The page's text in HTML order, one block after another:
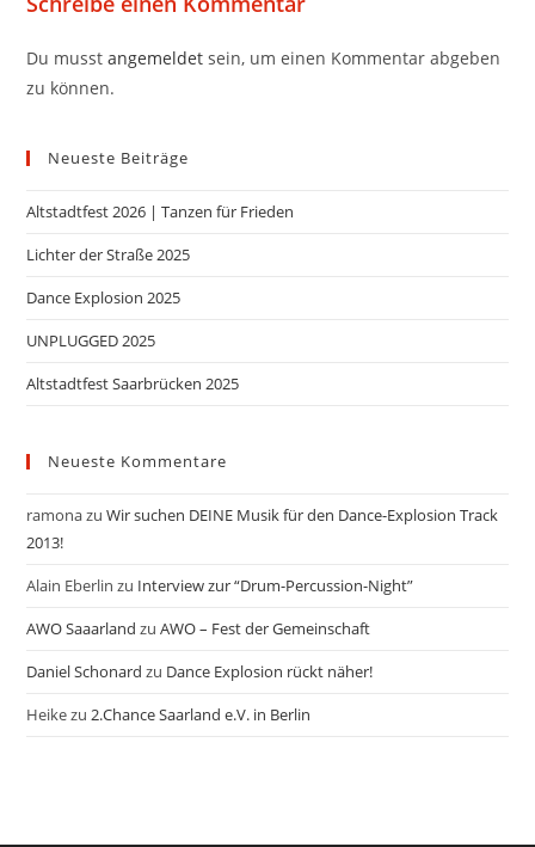
Du musstangemeldet sein, um einen Kommentar abgeben
zu können.
Neueste Beiträge
Altstadtfest 2026 | Tanzen für Frieden
Lichter der Straße 2025
Dance Explosion 2025
UNPLUGGED 2025
Altstadtfest Saarbrücken 2025
Neueste Kommentare
ramonazuWir suchen DEINE Musik für den Dance-Explosion Track
2013!
Alain Eberlin zu Interview zur “Drum-Percussion-Night”
AWO Saaarland zuAWO – Fest der Gemeinschaft
Daniel Schonard zu Dance Explosion rückt näher!
Heikezu2.Chance Saarland e.V. in Berlin